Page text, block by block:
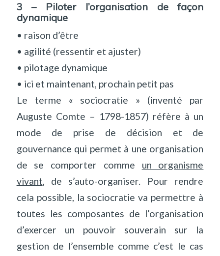
3 – Piloter l’organisation de façon
dynamique
• raison d’être
• agilité (ressentir et ajuster)
• pilotage dynamique
• ici et maintenant, prochain petit pas
Le terme « sociocratie » (inventé par
Auguste Comte – 1798-1857) réfère à un
mode de prise de décision et de
gouvernance qui permet à une organisation
de se comporter comme un organisme
vivant, de s’auto-organiser. Pour rendre
cela possible, la sociocratie va permettre à
toutes les composantes de l’organisation
d’exercer un pouvoir souverain sur la
gestion de l’ensemble comme c’est le cas